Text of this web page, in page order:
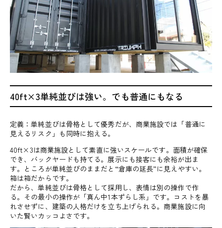
40ft×3単純並びは強い。でも普通にもなる
定義：単純並びは骨格として優秀だが、商業施設では「普通に
見えるリスク」も同時に抱える。
40ft×3は商業施設として素直に強いスケールです。面積が確保
でき、バックヤードも持てる。展示にも接客にも余裕が出ま
す。ところが単純並びのままだと“倉庫の延長”に見えやすい。
箱は箱だからです。
だから、単純並びは骨格として採用し、表情は別の操作で作
る。その最小の操作が「真ん中1本ずらし系」です。コストを暴
れさせずに、建築の人格だけを立ち上げられる。商業施設に向
いた賢いカッコよさです。